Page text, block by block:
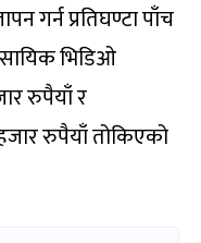
गर्न प्रतिघण्टा पाँच
भिडिओ
रुपैयाँ र
रुपैयाँ तोकिएको